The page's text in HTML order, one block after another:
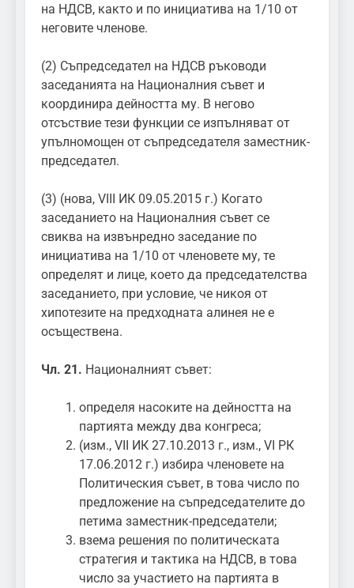
на НДСВ, както и по инициатива на 1/10 от
неговите членове.
(2) Съпредседател на НДСВ ръководи
заседанията на Националния съвет и
координира дейността му. В негово
отсъствие тези функции се изпълняват от
упълномощен от съпредседателя заместник-
председател.
(3) (нова, VIII ИК 09.05.2015 г.) Когато
заседанието на Националния съвет се
свиква на извънредно заседание по
инициатива на 1/10 от членовете му, те
определят и лице, което да председателства
заседанието, при условие, че никоя от
хипотезите на предходната алинея не е
осъществена.
Чл. 21. Националният съвет:
определя насоките на дейността на
партията между два конгреса;
(изм., VII ИК 27.10.2013 г., изм., VI РК
17.06.2012 г.) избира членовете на
Политическия съвет, в това число по
предложение на съпредседателите до
петима заместник-председатели;
взема решения по политическата
стратегия и тактика на НДСВ, в това
число за участието на партията в